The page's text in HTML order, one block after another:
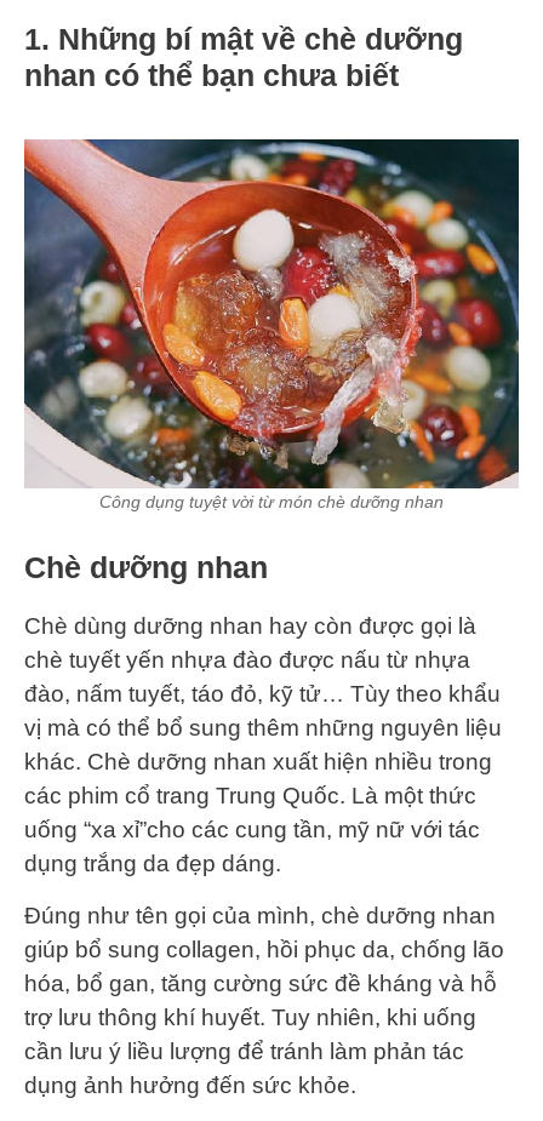
1. Những bí mật về chè dưỡng
nhan có thể bạn chưa biết
Công dụng tuyệt vời từ món chè dưỡng nhan
Chè dưỡng nhan
Chè dùng dưỡng nhan hay còn được gọi là
chè tuyết yến nhựa đào được nấu từ nhựa
đào, nấm tuyết, táo đỏ, kỹ tử… Tùy theo khẩu
vị mà có thể bổ sung thêm những nguyên liệu
khác. Chè dưỡng nhan xuất hiện nhiều trong
các phim cổ trang Trung Quốc. Là một thức
uống “xa xỉ”cho các cung tần, mỹ nữ với tác
dụng trắng da đẹp dáng.
Đúng như tên gọi của mình, chè dưỡng nhan
giúp bổ sung collagen, hồi phục da, chống lão
hóa, bổ gan, tăng cường sức đề kháng và hỗ
trợ lưu thông khí huyết. Tuy nhiên, khi uống
cần lưu ý liều lượng để tránh làm phản tác
dụng ảnh hưởng đến sức khỏe.